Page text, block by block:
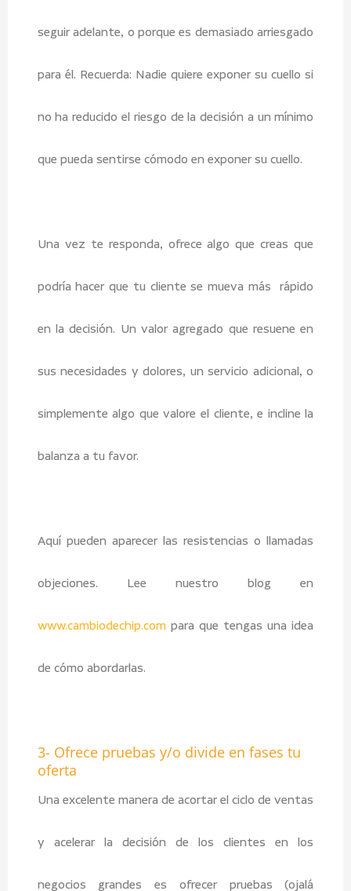
seguir adelante, o porque es demasiado arriesgado
para él. Recuerda: Nadie quiere exponer su cuello si
no ha reducido el riesgo de la decisión a un mínimo
que pueda sentirse cómodo en exponer su cuello.
Una vez te responda, ofrece algo que creas que
podría hacer que tu cliente se mueva más rápido
en la decisión. Un valor agregado que resuene en
sus necesidades y dolores, un servicio adicional, o
simplemente algo que valore el cliente, e incline la
balanza a tu favor.
Aquí pueden aparecer las resistencias o llamadas
objeciones. Lee nuestro blog en
www.cambiodechip.com para que tengas una idea
de cómo abordarlas.
3- Ofrece pruebas y/o divide en fases tu
oferta
Una excelente manera de acortar el ciclo de ventas
y acelerar la decisión de los clientes en los
negocios grandes es ofrecer pruebas (ojalá